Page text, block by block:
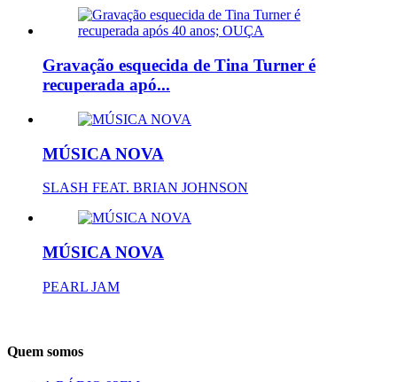
Gravação esquecida de Tina Turner é
recuperada apó...
MÚSICA NOVA
SLASH FEAT. BRIAN JOHNSON
MÚSICA NOVA
PEARL JAM
Quem somos